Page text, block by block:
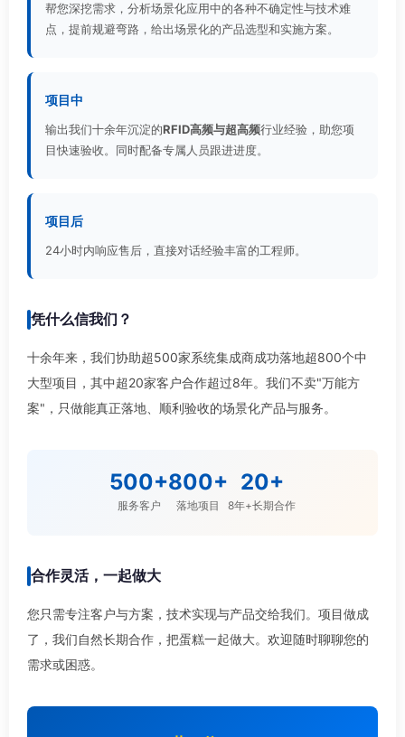
帮您深挖需求，分析场景化应用中的各种不确定性与技术难
点，提前规避弯路，给出场景化的产品选型和实施方案。
项目中
输出我们十余年沉淀的RFID高频与超高频行业经验，助您项
目快速验收。同时配备专属人员跟进进度。
项目后
24小时内响应售后，直接对话经验丰富的工程师。
凭什么信我们？
十余年来，我们协助超500家系统集成商成功落地超800个中
大型项目，其中超20家客户合作超过8年。我们不卖"万能方
案"，只做能真正落地、顺利验收的场景化产品与服务。
500+
服务客户
800+
落地项目
20+
8年+长期合作
合作灵活，一起做大
您只需专注客户与方案，技术实现与产品交给我们。项目做成
了，我们自然长期合作，把蛋糕一起做大。欢迎随时聊聊您的
需求或困惑。